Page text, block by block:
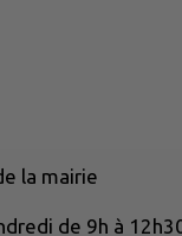
la mairie
de 9h à